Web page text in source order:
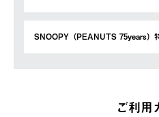
SNOOPY（PEANUTS 75years）
ご利用